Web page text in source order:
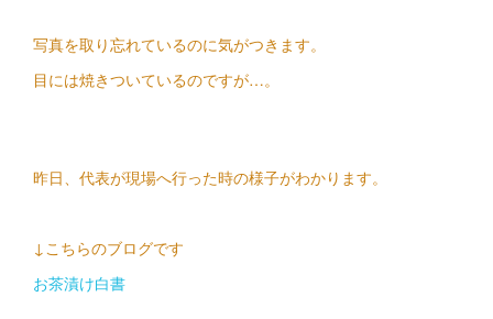
写真を取り忘れているのに気がつきます。
目には焼きついているのですが…。
昨日、代表が現場へ行った時の様子がわかります。
↓こちらのブログです
お茶漬け白書